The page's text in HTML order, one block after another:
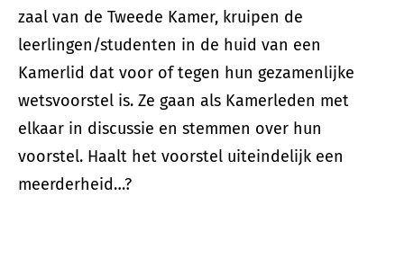
zaal van de Tweede Kamer, kruipen de
leerlingen/studenten in de huid van een
Kamerlid dat voor of tegen hun gezamenlijke
wetsvoorstel is. Ze gaan als Kamerleden met
elkaar in discussie en stemmen over hun
voorstel. Haalt het voorstel uiteindelijk een
meerderheid…?